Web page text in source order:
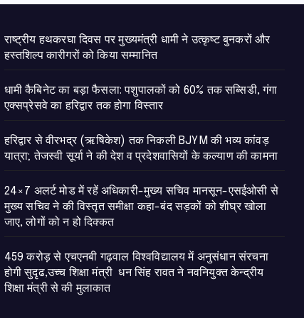
राष्ट्रीय हथकरघा दिवस पर मुख्यमंत्री धामी ने उत्कृष्ट बुनकरों और
हस्तशिल्प कारीगरों को किया सम्मानित
​धामी कैबिनेट का बड़ा फैसला: पशुपालकों को 60% तक सब्सिडी, गंगा
एक्सप्रेसवे का हरिद्वार तक होगा विस्तार
​हरिद्वार से वीरभद्र (ऋषिकेश) तक निकली BJYM की भव्य कांवड़
यात्रा; तेजस्वी सूर्या ने की देश व प्रदेशवासियों के कल्याण की कामना
24×7 अलर्ट मोड में रहें अधिकारी-मुख्य सचिव मानसून-एसईओसी से
मुख्य सचिव ने की विस्तृत समीक्षा कहा-बंद सड़कों को शीघ्र खोला
जाए, लोगों को न हो दिक्कत
459 करोड़ से एचएनबी गढ़वाल विश्वविद्यालय में अनुसंधान संरचना
होगी सुदृढ,उच्च शिक्षा मंत्री धन सिंह रावत ने नवनियुक्त केन्द्रीय
शिक्षा मंत्री से की मुलाकात